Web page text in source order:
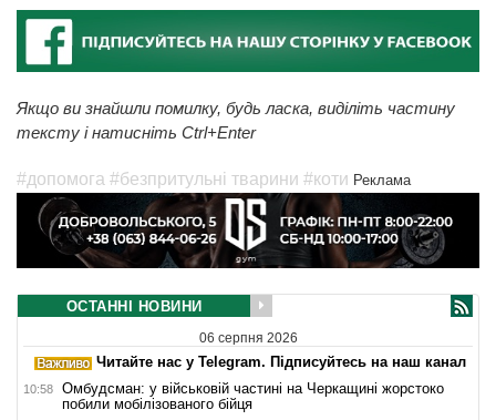
Якщо ви знайшли помилку, будь ласка, виділіть частину
тексту і натисніть Ctrl+Enter
#допомога #безпритульні тварини #коти Реклама
ОСТАННІ НОВИНИ
06 серпня 2026
Читайте нас у Telegram. Підписуйтесь на наш канал
10:58
Омбудсман: у військовій частині на Черкащині жорстоко
побили мобілізованого бійця